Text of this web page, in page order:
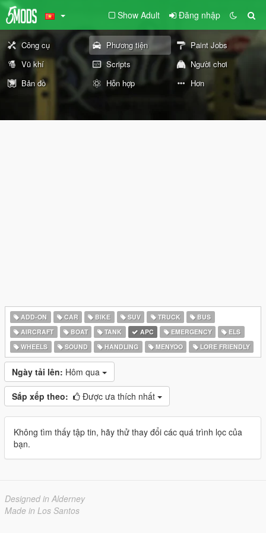
Show Adult Đăng nhập
Công cụ Phương tiện
Paint Jobs
Vũ khí
Scripts
Người chơi
Bản đồ
Hỗn hợp Hơn
ADD-ON CAR BIKE SUV TRUCK
BUS
AIRCRAFT
BOAT TANK APC EMERGENCY
ELS
WHEELS
SOUND HANDLING MENYOO LORE FRIENDLY
Ngày tải lên: Hôm qua
Sắp xếp theo: Được ưa thích nhất
Không tìm thấy tập tin, hãy thử thay đổi các quá trình lọc của
bạn.
Designed in Alderney
Made in Los Santos